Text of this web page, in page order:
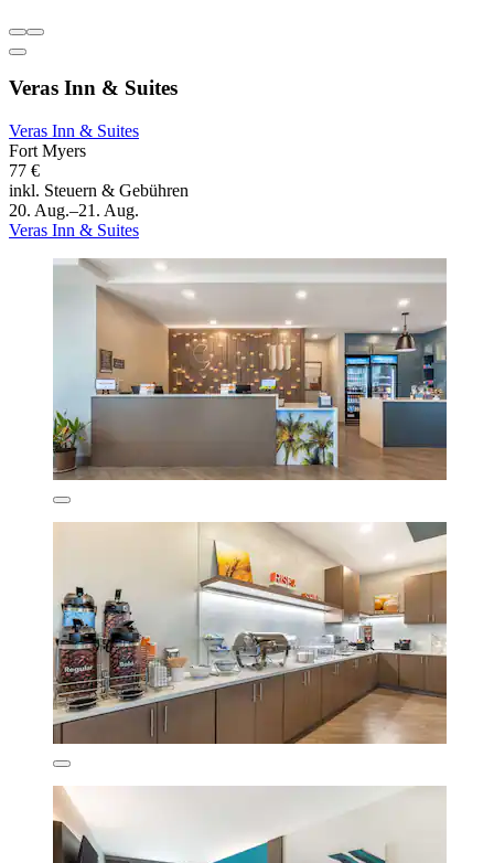
Veras Inn & Suites
Veras Inn & Suites
Fort Myers
77 €
inkl. Steuern & Gebühren
20. Aug.–21. Aug.
Veras Inn & Suites